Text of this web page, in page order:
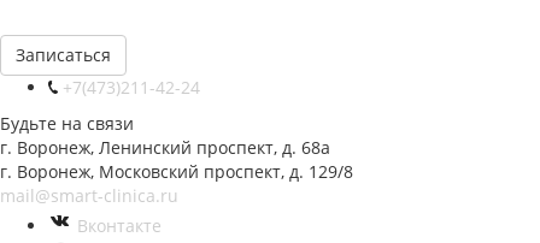
Записаться
+7(473)211-42-24
Будьте на связи
г. Воронеж, Ленинский проспект, д. 68а
г. Воронеж, Московский проспект, д. 129/8
mail@smart-clinica.ru
Вконтакте